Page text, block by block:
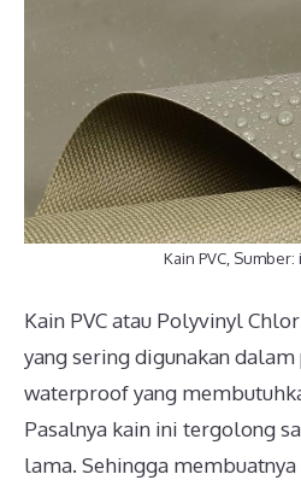
Kain PVC,
Kain PVC atau Polyvinyl
yang sering digunakan
waterproof yang
Pasalnya kain ini tergolong
lama. Sehingga